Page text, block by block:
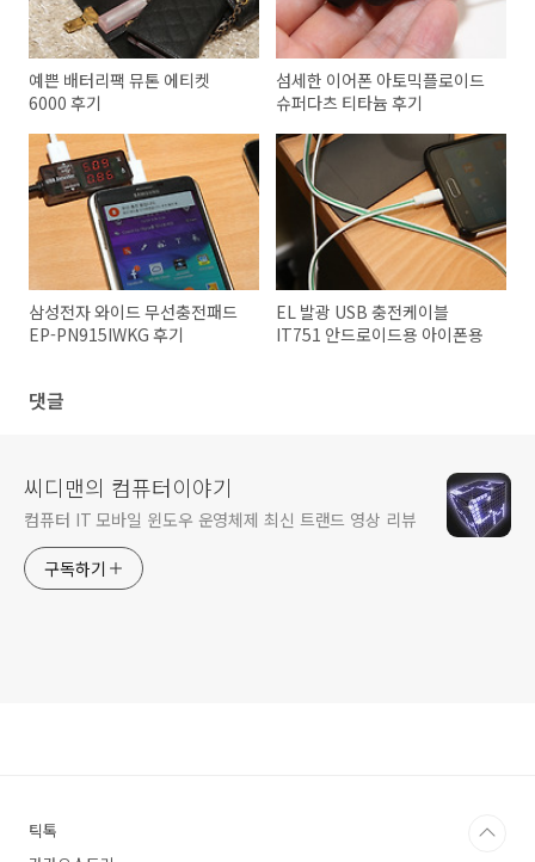
예쁜 배터리팩 뮤톤 에티켓
6000 후기
섬세한 이어폰 아토믹플로이드
슈퍼다츠 티타늄 후기
삼성전자 와이드 무선충전패드
EP-PN915IWKG 후기
EL 발광 USB 충전케이블
IT751 안드로이드용 아이폰용
댓글
씨디맨의 컴퓨터이야기
컴퓨터 IT 모바일 윈도우 운영체제 최신 트랜드 영상 리뷰
구독하기
틱톡